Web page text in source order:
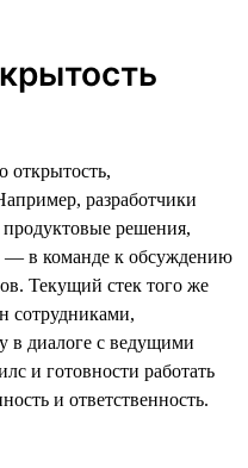
открытость,
разработчики
решения,
— в команде к обсуждению
Текущий стек того же
сотрудниками,
в диалоге с ведущими
и готовности работать
и ответственность.